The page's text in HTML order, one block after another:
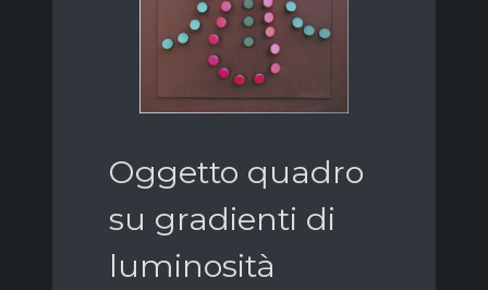
Oggetto quadro
su gradienti di
luminosità